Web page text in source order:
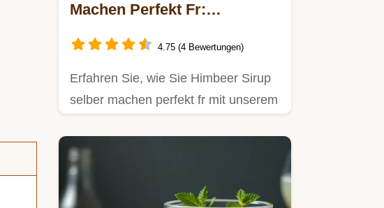
Machen Perfekt Fr:
4.75 (4 Bewertungen)
Erfahren Sie, wie Sie Himbeer Sirup
selber machen perfekt fr mit unserem